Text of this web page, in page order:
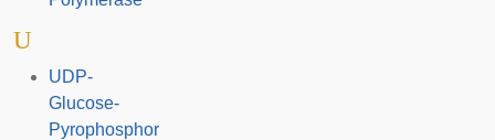
U
UDP-
Glucose-
Pyrophosphor